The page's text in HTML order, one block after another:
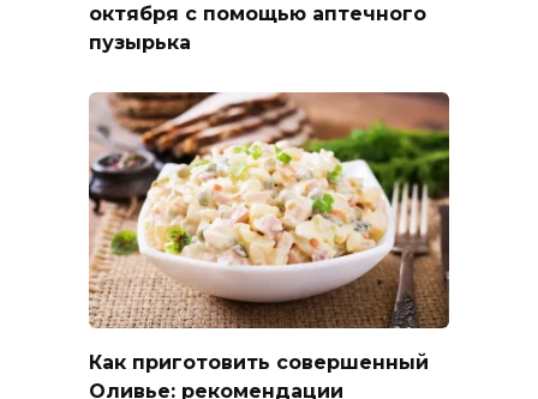
октября с помощью аптечного
пузырька
Как приготовить совершенный
Оливье: рекомендации